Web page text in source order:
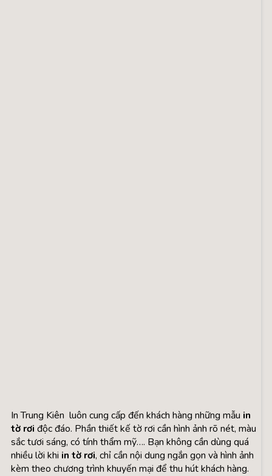
In Trung Kiên luôn cung cấp đến khách hàng những mẫu in
tờ rơi độc đáo. Phần thiết kế tờ rơi cần hình ảnh rõ nét, màu
sắc tươi sáng, có tính thẩm mỹ…. Bạn không cần dùng quá
nhiều lời khi in tờ rơi, chỉ cần nội dung ngắn gọn và hình ảnh
kèm theo chương trình khuyến mại để thu hút khách hàng.